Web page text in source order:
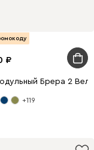
Брера 2
+119